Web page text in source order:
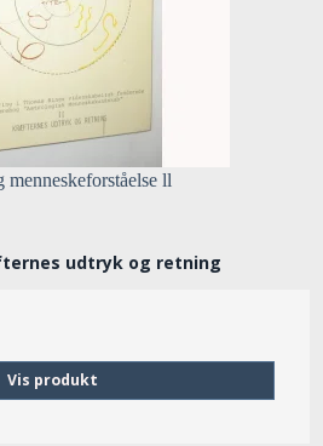
ll
udtryk og retning
Vis produkt